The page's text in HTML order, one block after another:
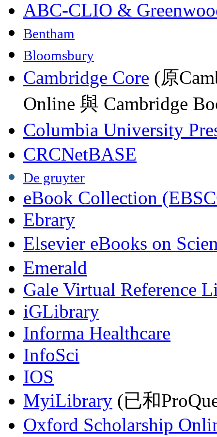
ABC-CLIO &
Bentham
Bloomsbury
Cambridge Core (原
Online 與 Cambridge
Columbia University
CRCNetBASE
De gruyter
eBook Collection
Ebrary
Elsevier eBooks on
Emerald
Gale Virtual Reference
iGLibrary
Informa Healthcare
InfoSci
IOS
MyiLibrary (已和
Oxford Scholarship